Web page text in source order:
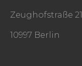
Zeughofstraße 21
10997 Berlin